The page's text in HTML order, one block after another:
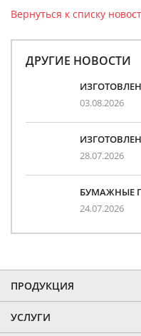
Вернуться к списку
ДРУГИЕ НОВОСТИ
03.08.2026
28.07.2026
БУМАЖНЫЕ
24.07.2026
ПРОДУКЦИЯ
УСЛУГИ